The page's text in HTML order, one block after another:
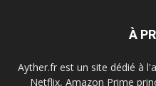
À
Ayther.fr est un site dédié à
Netflix, Amazon Prime